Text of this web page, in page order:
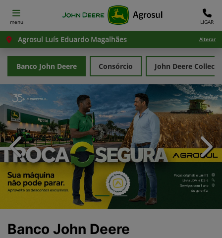
menu LIGAR
Agrosul Luís Eduardo Magalhães Alterar
Banco John Deere Consórcio John Deere
templates.template-
Banco John Deere